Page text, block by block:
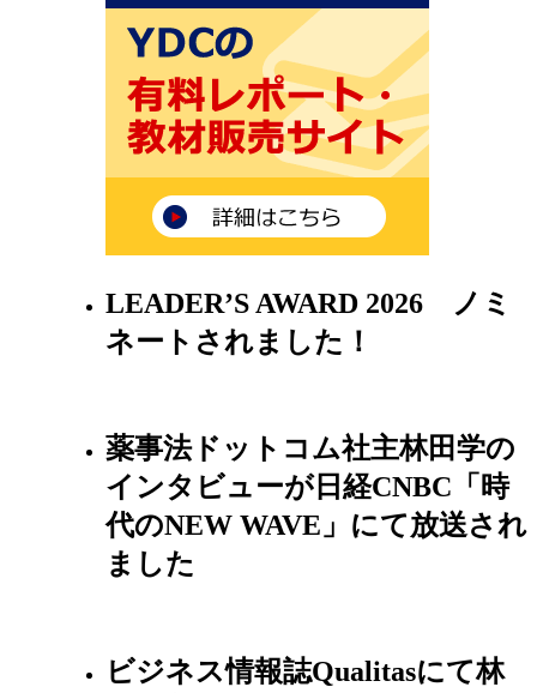
LEADER’S AWARD 2026 ノミ
ネートされました！
薬事法ドットコム社主林田学の
インタビューが日経CNBC「時
代のNEW WAVE」にて放送され
ました
ビジネス情報誌Qualitasにて林